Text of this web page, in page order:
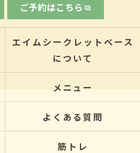
ご予約はこちら
エイムシークレットベース
について
メニュー
よくある質問
筋トレ